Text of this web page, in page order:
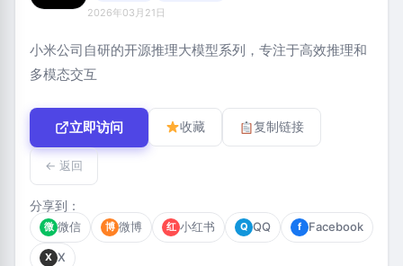
2026年03月21日
小米公司自研的开源推理大模型系列，专注于高效推理和
多模态交互
立即访问 收藏 复制链接
← 返回
分享到：
微 微信 博 微博 红 小红书 Q QQ f Facebook
X X